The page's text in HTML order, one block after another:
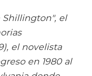
Shillington", el
el novelista
en 1980 al